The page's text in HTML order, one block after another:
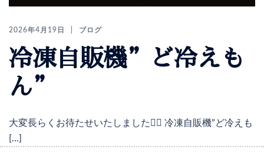
2026年4月19日 ブログ
冷凍自販機”ど冷えも
ん”
大変長らくお待たせいたしました🙇‍♀️ 冷凍自販機”ど冷えも
[…]